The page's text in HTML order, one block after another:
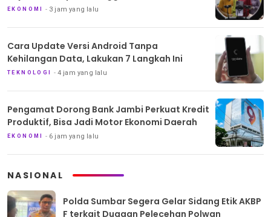
EKONOMI 3 jam yang lalu
Cara Update Versi Android Tanpa
Kehilangan Data, Lakukan 7 Langkah Ini
TEKNOLOGI 4 jam yang lalu
Pengamat Dorong Bank Jambi Perkuat Kredit
Produktif, Bisa Jadi Motor Ekonomi Daerah
EKONOMI 6 jam yang lalu
NASIONAL
Polda Sumbar Segera Gelar Sidang Etik AKBP
F terkait Dugaan Pelecehan Polwan